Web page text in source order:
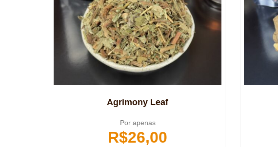
Agrimony Leaf
Por apenas
R$26,00